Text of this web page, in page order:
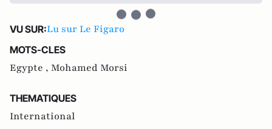
VU SUR:Lu sur Le Figaro
MOTS-CLES
Egypte , Mohamed Morsi
THEMATIQUES
International